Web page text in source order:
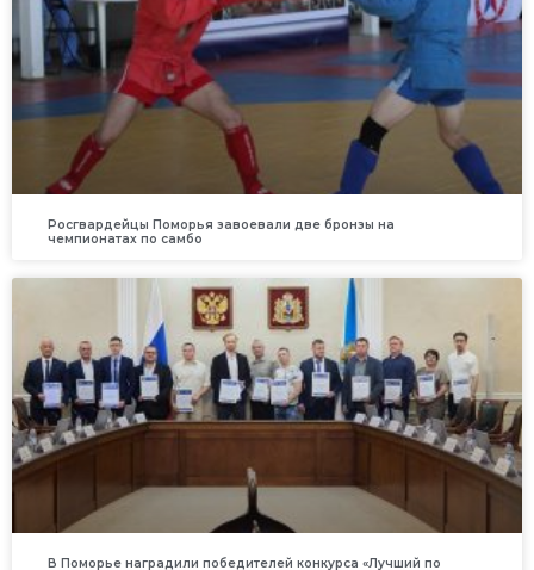
Росгвардейцы Поморья завоевали две бронзы на
чемпионатах по самбо
В Поморье наградили победителей конкурса «Лучший по